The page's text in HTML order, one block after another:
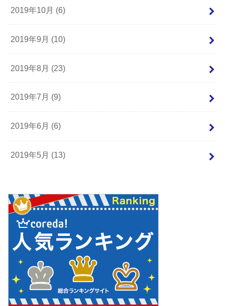
2019年10月 (6)
2019年9月 (10)
2019年8月 (23)
2019年7月 (9)
2019年6月 (6)
2019年5月 (13)